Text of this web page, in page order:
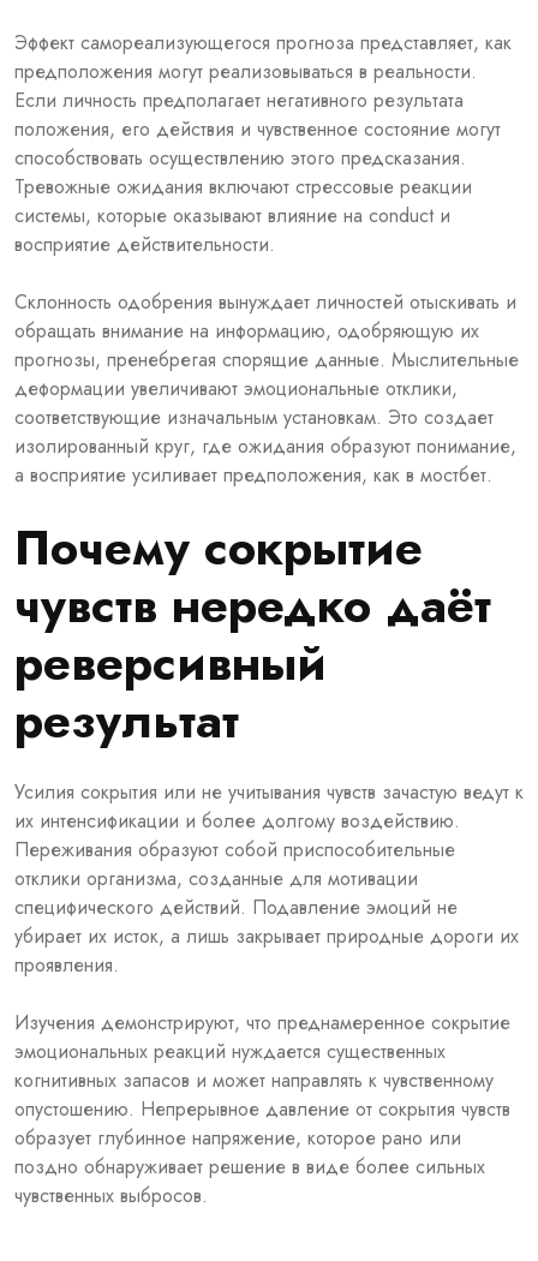
Эффект самореализующегося прогноза представляет, как
предположения могут реализовываться в реальности.
Если личность предполагает негативного результата
положения, его действия и чувственное состояние могут
способствовать осуществлению этого предсказания.
Тревожные ожидания включают стрессовые реакции
системы, которые оказывают влияние на conduct и
восприятие действительности.
Склонность одобрения вынуждает личностей отыскивать и
обращать внимание на информацию, одобряющую их
прогнозы, пренебрегая спорящие данные. Мыслительные
деформации увеличивают эмоциональные отклики,
соответствующие изначальным установкам. Это создает
изолированный круг, где ожидания образуют понимание,
а восприятие усиливает предположения, как в мостбет.
Почему сокрытие
чувств нередко даёт
реверсивный
результат
Усилия сокрытия или не учитывания чувств зачастую ведут к
их интенсификации и более долгому воздействию.
Переживания образуют собой приспособительные
отклики организма, созданные для мотивации
специфического действий. Подавление эмоций не
убирает их исток, а лишь закрывает природные дороги их
проявления.
Изучения демонстрируют, что преднамеренное сокрытие
эмоциональных реакций нуждается существенных
когнитивных запасов и может направлять к чувственному
опустошению. Непрерывное давление от сокрытия чувств
образует глубинное напряжение, которое рано или
поздно обнаруживает решение в виде более сильных
чувственных выбросов.